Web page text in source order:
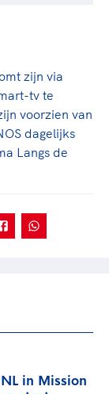
zijn via
tv te
voorzien van
dagelijks
Langs de
in Mission